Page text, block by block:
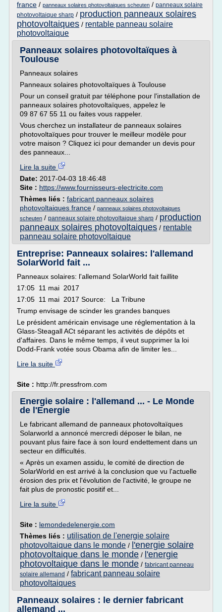
france / panneaux solaires photovoltaiques scheuten / panneaux solaire
photovoltaique sharp / production panneaux solaires
photovoltaiques / rentable panneau solaire
photovoltaique
Panneaux solaires photovoltaïques à
Toulouse
Panneaux solaires
Panneaux solaires photovoltaïques à Toulouse
Pour un conseil gratuit par téléphone pour l'installation de
panneaux solaires photovoltaïques, appelez le
09 87 67 55 11 ou faites vous rappeler.
Vous cherchez un installateur de panneaux solaires
photovoltaïques pour trouver le meilleur modèle pour
votre maison ? Cliquez ici pour demander un devis pour
des panneaux...
Lire la suite
Date: 2017-04-03 18:46:48
Site : https://www.fournisseurs-electricite.com
Thèmes liés : fabricant panneaux solaires
photovoltaiques france / panneaux solaires photovoltaiques
scheuten / panneaux solaire photovoltaique sharp / production
panneaux solaires photovoltaiques / rentable
panneau solaire photovoltaique
Entreprise: Panneaux solaires: l'allemand
SolarWorld fait ...
Panneaux solaires: l'allemand SolarWorld fait faillite
17:05 11 mai 2017
17:05 11 mai 2017 Source: La Tribune
Trump envisage de scinder les grandes banques
Le président américain envisage une réglementation à la
Glass-Steagall ACt séparant les activités de dépôts et
d'affaires. Dans le même temps, il veut supprimer la loi
Dodd-Frank votée sous Obama afin de limiter les...
Lire la suite
Site : http://fr.pressfrom.com
Energie solaire : l'allemand ... - Le Monde
de l'Energie
Le fabricant allemand de panneaux photovoltaïques
Solarworld a annoncé mercredi déposer le bilan, ne
pouvant plus faire face à son lourd endettement dans un
secteur en difficultés.
« Après un examen assidu, le comité de direction de
SolarWorld en est arrivé à la conclusion que vu l'actuelle
érosion des prix et l'évolution de l'activité, le groupe ne
fait plus de pronostic positif et...
Lire la suite
Site : lemondedelenergie.com
Thèmes liés : utilisation de l'energie solaire
photovoltaique dans le monde / l'energie solaire
photovoltaique dans le monde / l'energie
photovoltaique dans le monde / fabricant panneau
solaire allemand / fabricant panneau solaire
photovoltaiques
Panneaux solaires : le dernier fabricant
allemand ...